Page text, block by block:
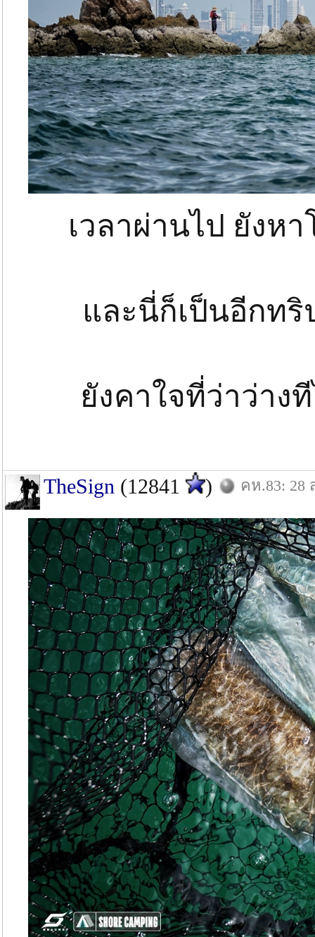
เวลาผ่านไป ยังห
และนี่ก็เป็นอีกท
ยังคาใจที่ว่าว่าง
TheSign (12841 ) คห.83: 28